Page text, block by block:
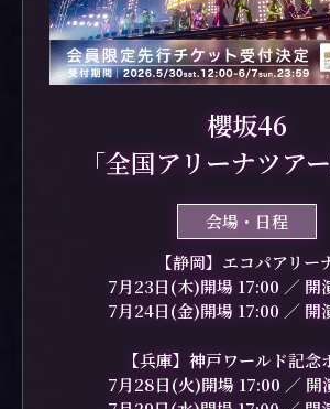
櫻坂46
「全国アリーナツア
会場・日程
【静岡】エコパアリー
7月23日(木)開場 17:00 ／ 開
7月24日(金)開場 17:00 ／ 開
【兵庫】神戸ワールド記念
7月28日(火)開場 17:00 ／ 開